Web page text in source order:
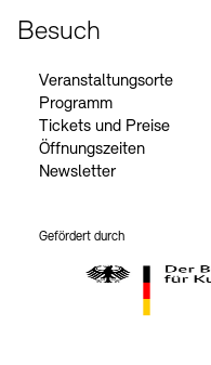
Besuch
Veranstaltungsorte
Programm
Tickets und Preise
Öffnungszeiten
Newsletter
Gefördert durch